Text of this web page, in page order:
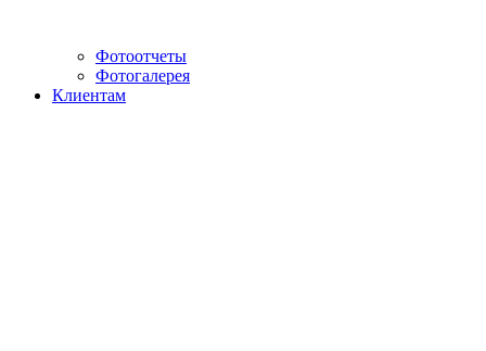
Фотоотчеты
Фотогалерея
Клиентам